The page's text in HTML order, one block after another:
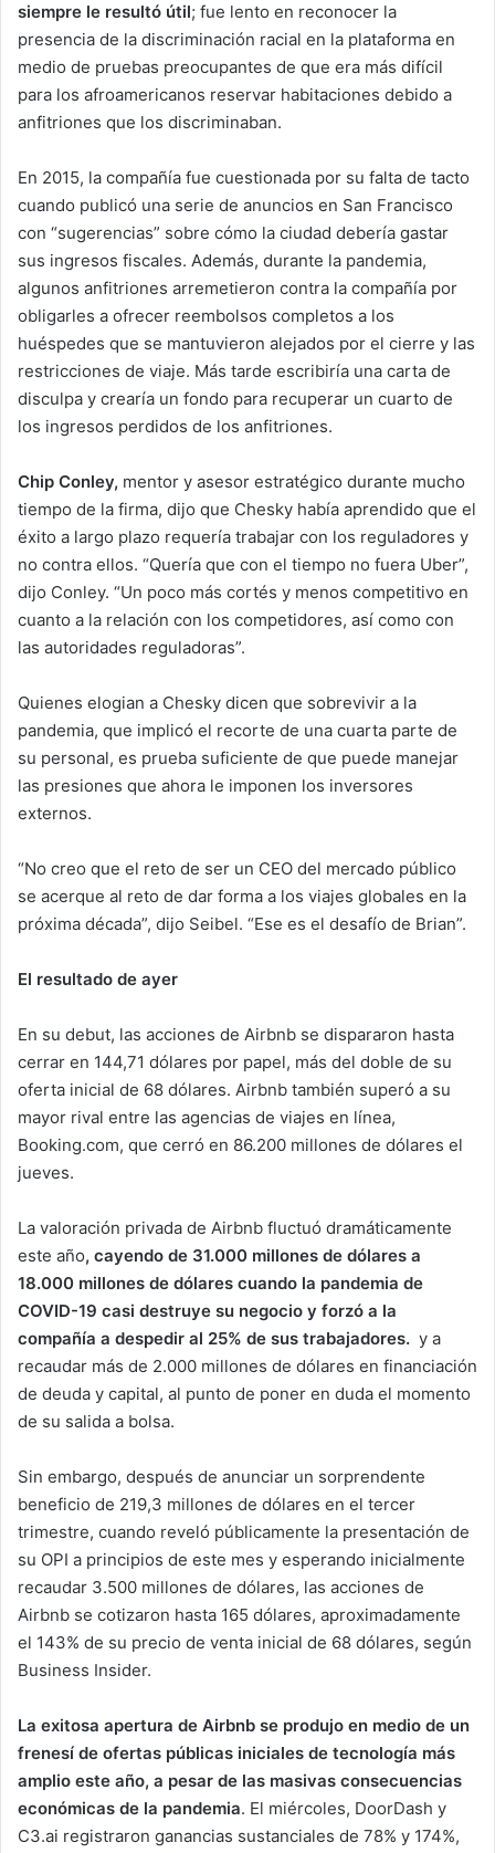
siempre le resultó útil; fue lento en reconocer la
presencia de la discriminación racial en la plataforma en
medio de pruebas preocupantes de que era más difícil
para los afroamericanos reservar habitaciones debido a
anfitriones que los discriminaban.
En 2015, la compañía fue cuestionada por su falta de tacto
cuando publicó una serie de anuncios en San Francisco
con “sugerencias” sobre cómo la ciudad debería gastar
sus ingresos fiscales. Además, durante la pandemia,
algunos anfitriones arremetieron contra la compañía por
obligarles a ofrecer reembolsos completos a los
huéspedes que se mantuvieron alejados por el cierre y las
restricciones de viaje. Más tarde escribiría una carta de
disculpa y crearía un fondo para recuperar un cuarto de
los ingresos perdidos de los anfitriones.
Chip Conley, mentor y asesor estratégico durante mucho
tiempo de la firma, dijo que Chesky había aprendido que el
éxito a largo plazo requería trabajar con los reguladores y
no contra ellos. “Quería que con el tiempo no fuera Uber”,
dijo Conley. “Un poco más cortés y menos competitivo en
cuanto a la relación con los competidores, así como con
las autoridades reguladoras”.
Quienes elogian a Chesky dicen que sobrevivir a la
pandemia, que implicó el recorte de una cuarta parte de
su personal, es prueba suficiente de que puede manejar
las presiones que ahora le imponen los inversores
externos.
“No creo que el reto de ser un CEO del mercado público
se acerque al reto de dar forma a los viajes globales en la
próxima década”, dijo Seibel. “Ese es el desafío de Brian”.
El resultado de ayer
En su debut, las acciones de Airbnb se dispararon hasta
cerrar en 144,71 dólares por papel, más del doble de su
oferta inicial de 68 dólares. Airbnb también superó a su
mayor rival entre las agencias de viajes en línea,
Booking.com, que cerró en 86.200 millones de dólares el
jueves.
La valoración privada de Airbnb fluctuó dramáticamente
este año, cayendo de 31.000 millones de dólares a
18.000 millones de dólares cuando la pandemia de
COVID-19 casi destruye su negocio y forzó a la
compañía a despedir al 25% de sus trabajadores. y a
recaudar más de 2.000 millones de dólares en financiación
de deuda y capital, al punto de poner en duda el momento
de su salida a bolsa.
Sin embargo, después de anunciar un sorprendente
beneficio de 219,3 millones de dólares en el tercer
trimestre, cuando reveló públicamente la presentación de
su OPI a principios de este mes y esperando inicialmente
recaudar 3.500 millones de dólares, las acciones de
Airbnb se cotizaron hasta 165 dólares, aproximadamente
el 143% de su precio de venta inicial de 68 dólares, según
Business Insider.
La exitosa apertura de Airbnb se produjo en medio de un
frenesí de ofertas públicas iniciales de tecnología más
amplio este año, a pesar de las masivas consecuencias
económicas de la pandemia. El miércoles, DoorDash y
C3.ai registraron ganancias sustanciales de 78% y 174%,